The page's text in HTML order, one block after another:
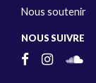
Nous soutenir
NOUS SUIVRE